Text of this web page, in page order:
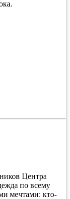
Центра
по всему
мечтами: кто-